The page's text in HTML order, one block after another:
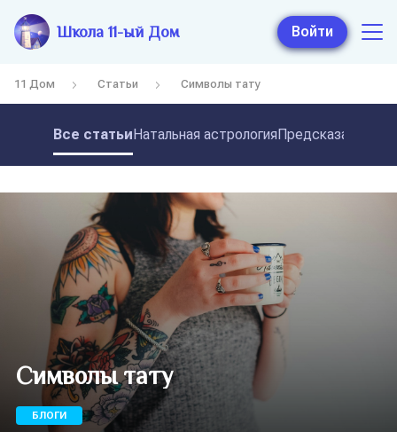
Школа 11-ый Дом Войти
11 Дом Статьи Символы тату
Все статьиНатальная астрология
Символы тату
БЛОГИ